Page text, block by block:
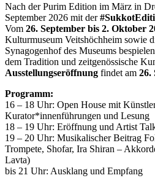
Nach der Purim Edition im März in
September 2026 mit der
Vom 26. September bis 2. Oktober
Kulturmuseum Veitshöchheim sowie
Synagogenhof des Museums
dem Tradition und zeitgenössische
Ausstellungseröffnung findet am 26.
Programm:
16 – 18 Uhr: Open House mit
Kurator*innenführungen und Lesung
18 – 19 Uhr: Eröffnung und Artist
19 – 20 Uhr: Musikalischer Beitrag
Trompete, Shofar, Ira Shiran –
Lavta)
bis 21 Uhr: Ausklang und Empfang